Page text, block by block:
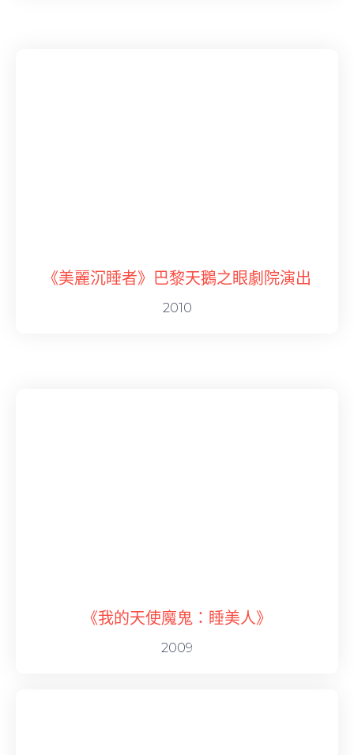
《美麗沉睡者》巴黎天鵝之眼劇院演出
2010
《我的天使魔鬼：睡美人》
2009